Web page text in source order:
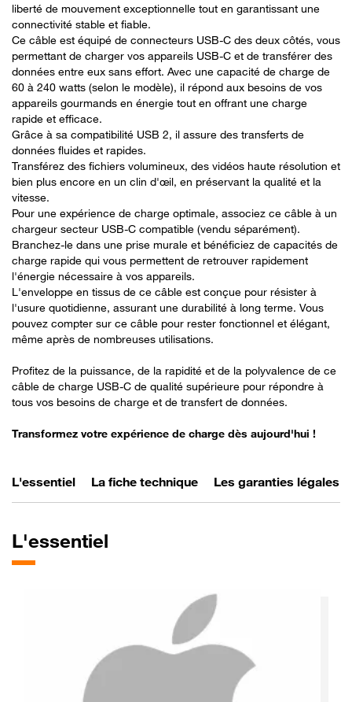
liberté de mouvement exceptionnelle tout en garantissant une
connectivité stable et fiable.
Ce câble est équipé de connecteurs USB-C des deux côtés, vous
permettant de charger vos appareils USB-C et de transférer des
données entre eux sans effort. Avec une capacité de charge de
60 à 240 watts (selon le modèle), il répond aux besoins de vos
appareils gourmands en énergie tout en offrant une charge
rapide et efficace.
Grâce à sa compatibilité USB 2, il assure des transferts de
données fluides et rapides.
Transférez des fichiers volumineux, des vidéos haute résolution et
bien plus encore en un clin d'œil, en préservant la qualité et la
vitesse.
Pour une expérience de charge optimale, associez ce câble à un
chargeur secteur USB-C compatible (vendu séparément).
Branchez-le dans une prise murale et bénéficiez de capacités de
charge rapide qui vous permettent de retrouver rapidement
l'énergie nécessaire à vos appareils.
L'enveloppe en tissus de ce câble est conçue pour résister à
l'usure quotidienne, assurant une durabilité à long terme. Vous
pouvez compter sur ce câble pour rester fonctionnel et élégant,
même après de nombreuses utilisations.
Profitez de la puissance, de la rapidité et de la polyvalence de ce
câble de charge USB-C de qualité supérieure pour répondre à
tous vos besoins de charge et de transfert de données.
Transformez votre expérience de charge dès aujourd'hui !
L'essentiel La fiche technique Les garanties légales
L'essentiel